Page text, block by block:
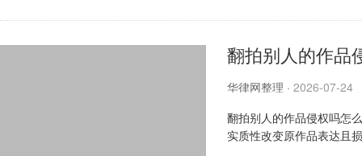
翻拍别人的作品
华律网整理 · 2026-07-24
翻拍别人的作品侵权吗怎
实质性改变原作品表达且